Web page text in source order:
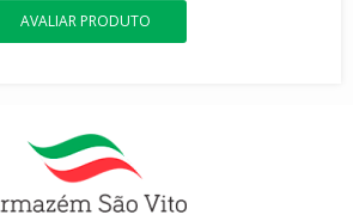
AVALIAR PRODUTO